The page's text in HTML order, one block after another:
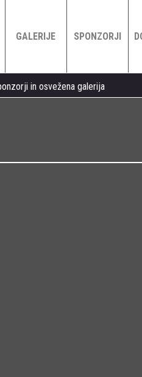
GALERIJE SPONZORJI
in osvežena galerija